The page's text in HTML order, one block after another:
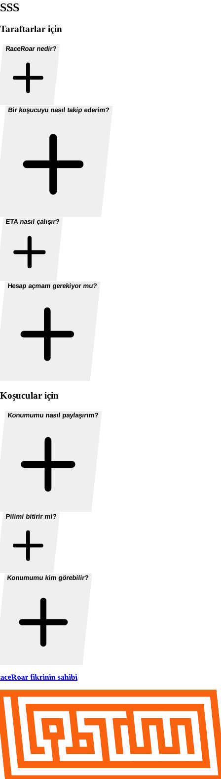
SSS
Taraftarlar için
RaceRoar nedir?
Bir koşucuyu nasıl takip ederim?
ETA nasıl çalışır?
Hesap açmam gerekiyor mu?
Koşucular için
Konumumu nasıl paylaşırım?
Pilimi bitirir mi?
Konumumu kim görebilir?
fikrinin sahibi